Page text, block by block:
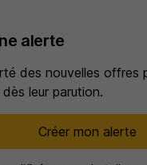
alerte
des nouvelles offres
leur parution.
Créer mon alerte